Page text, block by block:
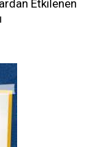
Etkilenen